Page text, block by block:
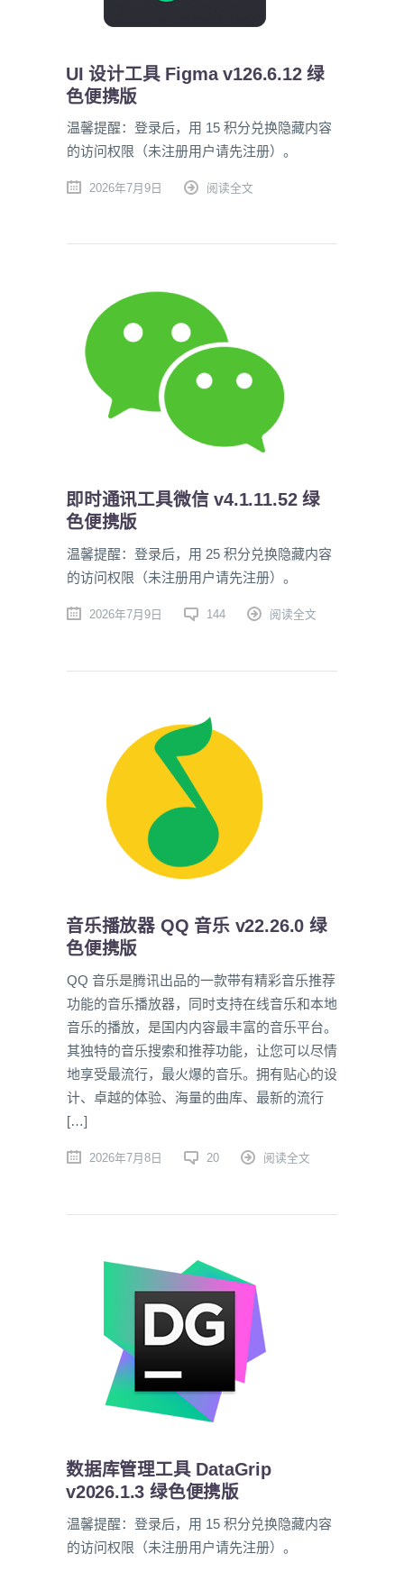
UI 设计工具 Figma v126.6.12 绿
色便携版
温馨提醒：登录后，用 15 积分兑换隐藏内容
的访问权限（未注册用户请先注册）。
2026年7月9日 阅读全文
即时通讯工具微信 v4.1.11.52 绿
色便携版
温馨提醒：登录后，用 25 积分兑换隐藏内容
的访问权限（未注册用户请先注册）。
2026年7月9日 144 阅读全文
音乐播放器 QQ 音乐 v22.26.0 绿
色便携版
QQ 音乐是腾讯出品的一款带有精彩音乐推荐
功能的音乐播放器，同时支持在线音乐和本地
音乐的播放，是国内内容最丰富的音乐平台。
其独特的音乐搜索和推荐功能，让您可以尽情
地享受最流行，最火爆的音乐。拥有贴心的设
计、卓越的体验、海量的曲库、最新的流行
[…]
2026年7月8日 20 阅读全文
数据库管理工具 DataGrip
v2026.1.3 绿色便携版
温馨提醒：登录后，用 15 积分兑换隐藏内容
的访问权限（未注册用户请先注册）。